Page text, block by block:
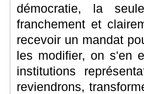
démocratie, la
franchement et
recevoir un mandat
les modifier, on s'en
institutions
reviendrons,